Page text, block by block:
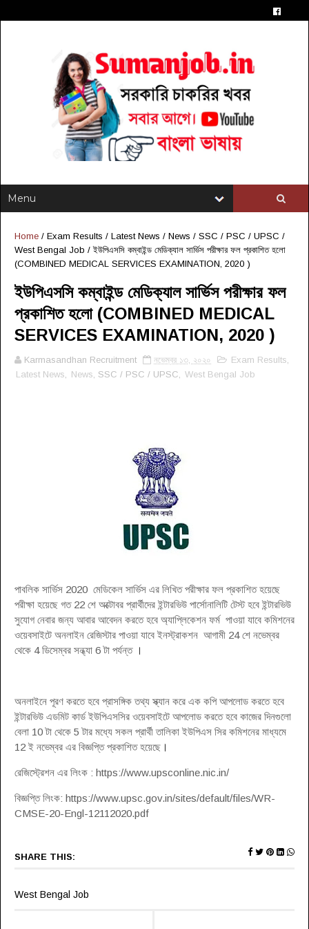
Home / Exam Results / Latest News / News / SSC / PSC / UPSC /
West Bengal Job /ইউপিএসসি কম্বাইন্ড মেডিক্যাল সার্ভিস পরীক্ষার ফল প্রকাশিত হলো
(COMBINED MEDICAL SERVICES EXAMINATION, 2020 )
ইউপিএসসি কম্বাইন্ড মেডিক্যাল সার্ভিস পরীক্ষার ফল
প্রকাশিত হলো (COMBINED MEDICAL
SERVICES EXAMINATION, 2020 )
Karmasandhan Recruitment নভেম্বর ১৩, ২০২০ Exam Results
Latest News
News , SSC / PSC / UPSC, West Bengal Job
পাবলিক সার্ভিস 2020 মেডিকেল সার্ভিস এর লিখিত পরীক্ষার ফল প্রকাশিত হয়েছে
পরীক্ষা হয়েছে গত 22 শে অক্টোবর প্রার্থীদের ইন্টারভিউ পার্সোনালিটি টেস্ট হবে ইন্টারভিউ
সুযোগ নেবার জন্য আবার আবেদন করতে হবে অ্যাপ্লিকেশন ফর্ম পাওয়া যাবে কমিশনের
ওয়েবসাইটে অনলাইন রেজিস্টার পাওয়া যাবে ইনস্ট্রাকশন আগামী 24 শে নভেম্বর
থেকে 4 ডিসেম্বর সন্ধ্যা 6 টা পর্যন্ত ।
অনলাইনে পূরণ করতে হবে প্রাসঙ্গিক তথ্য স্ক্যান করে এক কপি আপলোড করতে হবে
ইন্টারভিউ এডমিট কার্ড ইউপিএসসির ওয়েবসাইটে আপলোড করতে হবে কাজের দিনগুলো
বেলা 10 টা থেকে 5 টার মধ্যে সকল প্রার্থী তালিকা ইউপিএস সির কমিশনের মাধ্যমে
12 ই নভেম্বর এর বিজ্ঞপ্তি প্রকাশিত হয়েছে ।
রেজিস্ট্রেশন এর লিংক : https://www.upsconline.nic.in/
বিজ্ঞপ্তি লিংক: https://www.upsc.gov.in/sites/default/files/WR-
CMSE-20-Engl-12112020.pdf
SHARE THIS:
West Bengal Job